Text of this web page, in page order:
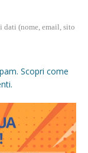
(nome, email, sito
Scopri come
.